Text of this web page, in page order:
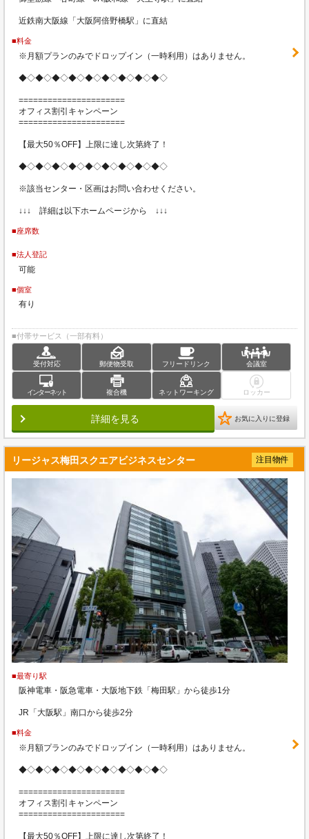
近鉄南大阪線「大阪阿倍野橋駅」に直結
■料金
※月額プランのみでドロップイン（一時利用）はありません。
◆◇◆◇◆◇◆◇◆◇◆◇◆◇◆◇◆◇
======================
オフィス割引キャンペーン
======================
【最大50％OFF】上限に達し次第終了！
◆◇◆◇◆◇◆◇◆◇◆◇◆◇◆◇◆◇
※該当センター・区画はお問い合わせください。
↓↓↓ 詳細は以下ホームページから ↓↓↓
■座席数
■法人登記
可能
■個室
有り
■付帯サービス（一部有料）
受付対応 郵便物受取 フリードリンク 会議室
インターネット 複合機 ネットワーキング ロッカー
詳細を見る お気に入りに登録
リージャス梅田スクエアビジネスセンター 注目物件
■最寄り駅
阪神電車・阪急電車・大阪地下鉄「梅田駅」から徒歩1分
JR「大阪駅」南口から徒歩2分
■料金
※月額プランのみでドロップイン（一時利用）はありません。
◆◇◆◇◆◇◆◇◆◇◆◇◆◇◆◇◆◇
======================
オフィス割引キャンペーン
======================
【最大50％OFF】上限に達し次第終了！